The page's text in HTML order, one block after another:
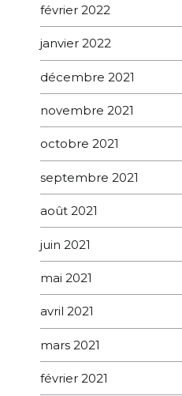
février 2022
janvier 2022
décembre 2021
novembre 2021
octobre 2021
septembre 2021
août 2021
juin 2021
mai 2021
avril 2021
mars 2021
février 2021